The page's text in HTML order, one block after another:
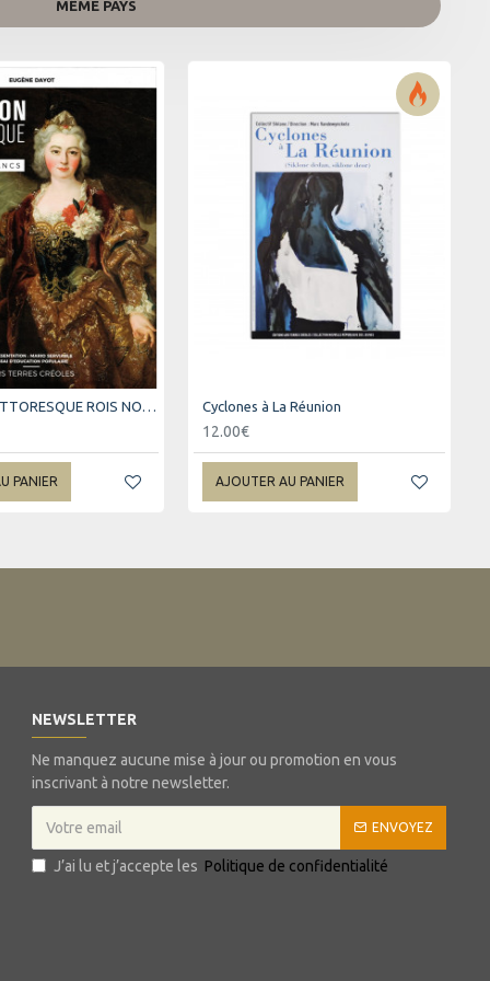
MÊME PAYS
BOURBON PITTORESQUE ROIS NOIRS ET REVES BLANCS
PANIER
Cyclones à La Réunion
12.00€
AJOUTER AU PANIER
NEWSLETTER
Ne manquez aucune mise à jour ou promotion en vous
inscrivant à notre newsletter.
ENVOYEZ
J’ai lu et j’accepte les Politique de confidentialité